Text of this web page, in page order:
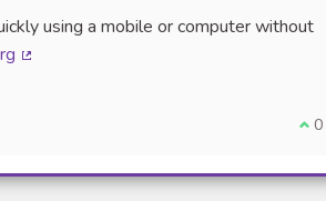
using a mobile or computer without
Je0